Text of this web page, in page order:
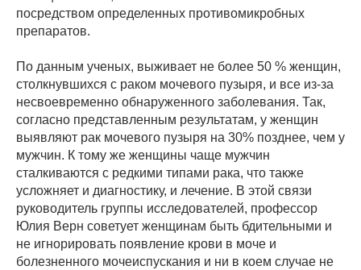
посредством определенных противомикробных
препаратов.
По данным ученых, выживает не более 50 % женщин,
столкнувшихся с раком мочевого пузыря, и все из-за
несвоевременно обнаруженного заболевания. Так,
согласно представленным результатам, у женщин
выявляют рак мочевого пузыря на 30% позднее, чем у
мужчин. К тому же женщины чаще мужчин
сталкиваются с редкими типами рака, что также
усложняет и диагностику, и лечение. В этой связи
руководитель группы исследователей, профессор
Юлия Верн советует женщинам быть бдительными и
не игнорировать появление крови в моче и
болезненного мочеиспускания и ни в коем случае не